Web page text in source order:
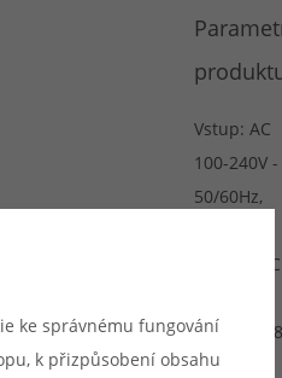
Vstup: AC
100-240V -
50/60Hz,
Výstup: DC
Rozměry:
x 42 x
ke správnému fungování
k přizpůsobení obsahu